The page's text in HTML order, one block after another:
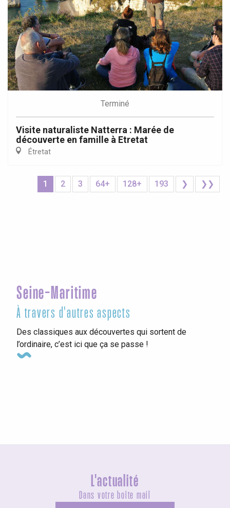
Terminé
Visite naturaliste Natterra : Marée de
découverte en famille à Etretat
Étretat
1 2 3 64+ 128+ 193 ❯ ❯❯
Seine-Maritime
À travers d'autres aspects
Des classiques aux découvertes qui sortent de
l’ordinaire, c’est ici que ça se passe !
L'actualité
Dans votre boîte mail